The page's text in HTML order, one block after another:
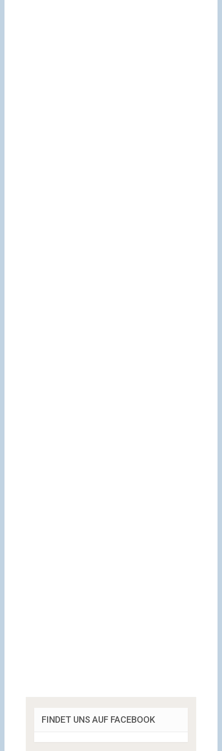
FINDET UNS AUF FACEBOOK